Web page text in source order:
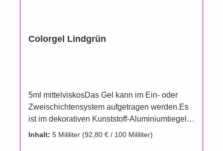
Colorgel Lindgrün
5ml mittelviskosDas Gel kann im Ein- oder
Zweischichtensystem aufgetragen werden.Es
ist im dekorativen Kunststoff-Aluminiumtiegel
erhältlich.Um das Auslaufen der Gele zu
Inhalt: 5 Mililiter (92,80 € / 100 Mililiter)